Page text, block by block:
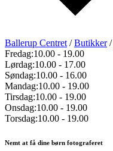
Ballerup Centret /Butikker/
Fredag:10.00 - 19.00
Lørdag:10.00 - 17.00
Søndag:10.00 - 16.00
Mandag:10.00 - 19.00
Tirsdag:10.00 - 19.00
Onsdag:10.00 - 19.00
Torsdag:10.00 - 19.00
Nemt at få dine børn fotograferet